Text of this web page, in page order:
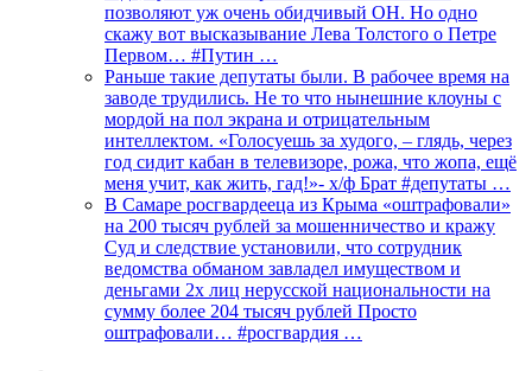
позволяют уж очень обидчивый ОН. Но одно
скажу вот высказывание Лева Толстого о Петре
Первом… #Путин …
Раньше такие депутаты были. В рабочее время на
заводе трудились. Не то что нынешние клоуны с
мордой на пол экрана и отрицательным
интеллектом. «Голосуешь за худого, – глядь, через
год сидит кабан в телевизоре, рожа, что жопа, ещё
меня учит, как жить, гад!»- х/ф Брат #депутаты …
В Самаре росгвардееца из Крыма «оштрафовали»
на 200 тысяч рублей за мошенничество и кражу
Суд и следствие установили, что сотрудник
ведомства обманом завладел имуществом и
деньгами 2х лиц нерусской национальности на
сумму более 204 тысяч рублей Просто
оштрафовали… #росгвардия …